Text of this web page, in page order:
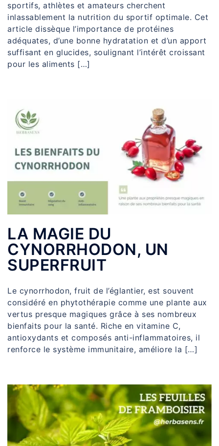
sportifs, athlètes et amateurs cherchent
inlassablement la nutrition du sportif optimale. Cet
article dissèque l’importance de protéines
adéquates, d’une bonne hydratation et d’un apport
suffisant en glucides, soulignant l’intérêt croissant
pour les aliments […]
LA MAGIE DU
CYNORRHODON, UN
SUPERFRUIT
Le cynorrhodon, fruit de l’églantier, est souvent
considéré en phytothérapie comme une plante aux
vertus presque magiques grâce à ses nombreux
bienfaits pour la santé. Riche en vitamine C,
antioxydants et composés anti-inflammatoires, il
renforce le système immunitaire, améliore la […]